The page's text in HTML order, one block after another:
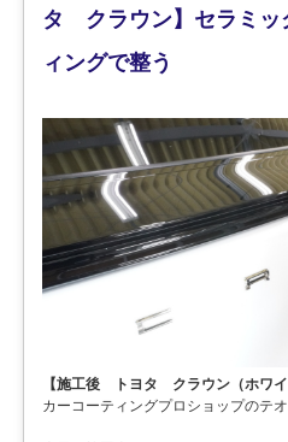
タ クラウン】セラミッ
ィングで整う
【施工後 トヨタ クラウン（ホワイ
カーコーティングプロショップのテオ